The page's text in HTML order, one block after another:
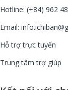
Hotline: (+84) 962
Email:
Hỗ trợ trực tuyến
Trung tâm trợ giúp